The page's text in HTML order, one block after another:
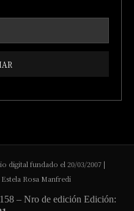
digital fundado el 20/03/2007 |
Rosa Manfredi
– Nro de edición Edición: